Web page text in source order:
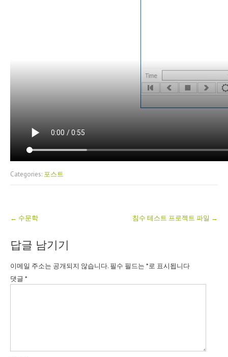
Categories: 포스트
Post
← 수문학 침수 테스트 프로젝트 파일 →
답글 남기기
이메일 주소는 공개되지 않습니다. 필수 필드는 *로 표시됩니다
댓글 *